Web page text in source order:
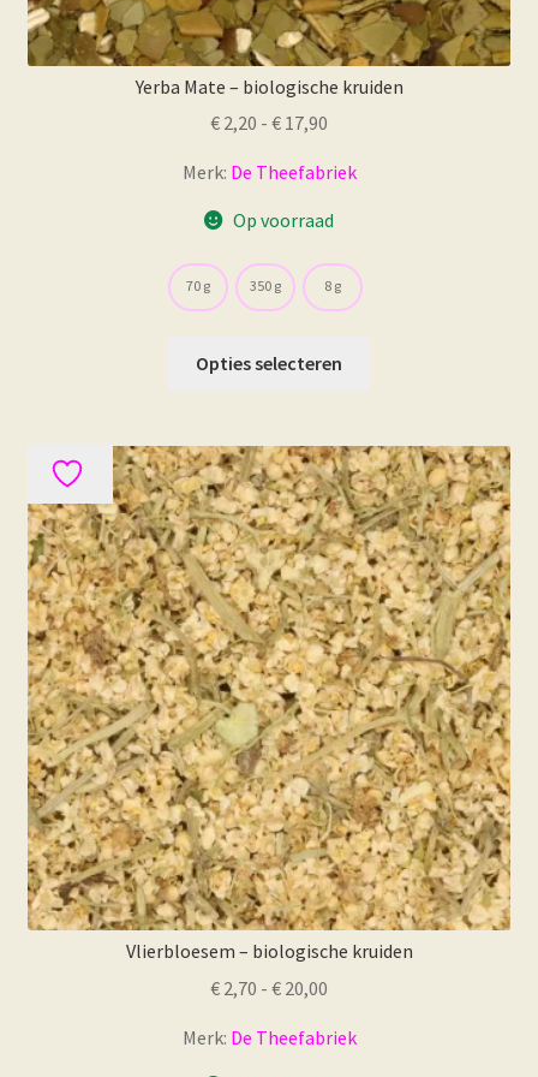
Yerba Mate – biologische kruiden
€ 2,20 - € 17,90
tot
€ 17,90
Merk: De Theefabriek
Op voorraad
70 g 350 g 8 g
Opties selecteren
variaties.
Deze
optie
kan
gekozen
worden
op
de
productpagina
Vlierbloesem – biologische kruiden
€ 2,70 - € 20,00
tot
Merk: De Theefabriek